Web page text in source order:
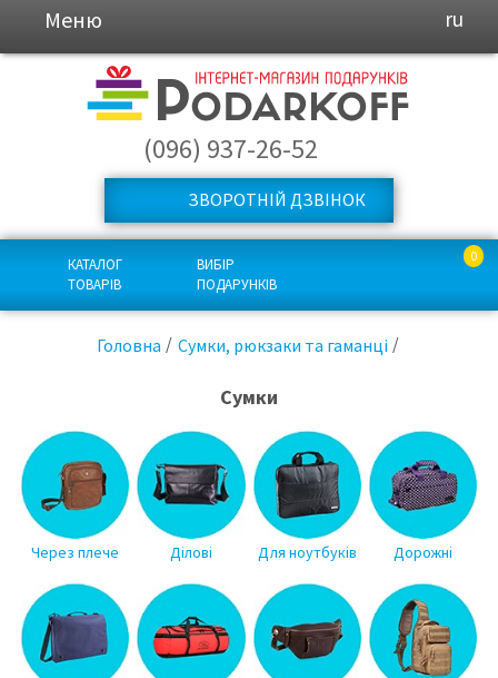
Меню ru
(096) 937-26-52
ЗВОРОТНІЙ ДЗВІНОК
КАТАЛОГ
ТОВАРІВ
ВИБІР
ПОДАРУНКІВ
0
Головна Сумки, рюкзаки та гаманці
Сумки
Через плече Ділові Для ноутбуків Дорожні